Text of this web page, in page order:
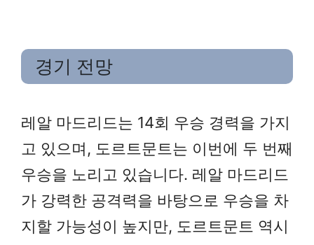
경기 전망
레알 마드리드는 14회 우승 경력을 가지
고 있으며, 도르트문트는 이번에 두 번째
우승을 노리고 있습니다. 레알 마드리드
가 강력한 공격력을 바탕으로 우승을 차
지할 가능성이 높지만, 도르트문트 역시